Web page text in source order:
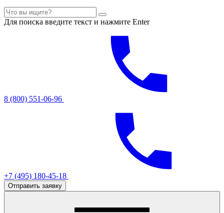
Для поиска введите текст и нажмите Enter
8 (800) 551-06-96
+7 (495) 180-45-18
Отправить заявку